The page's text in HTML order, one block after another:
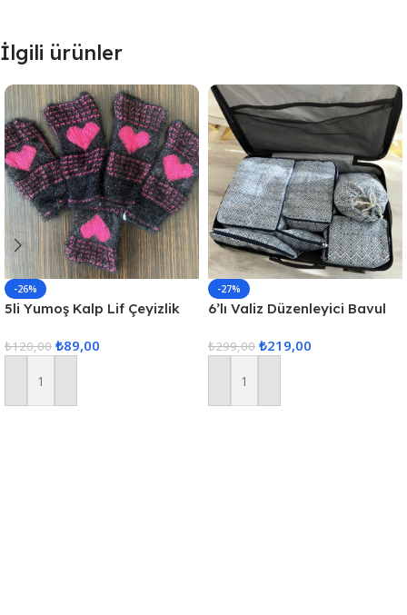
İlgili ürünler
-26%
5li Yumoş Kalp Lif Çeyizlik
₺120,00 ₺89,00
Sepete Ekle
-27%
6’lı Valiz Düzenleyici Bavul
Hurcu
₺299,00 ₺219,00
Sepete Ekle